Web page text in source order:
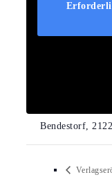
Bendestorf,